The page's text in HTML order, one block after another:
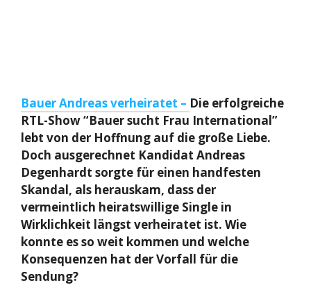
Bauer Andreas verheiratet – Die erfolgreiche
RTL-Show “Bauer sucht Frau International”
lebt von der Hoffnung auf die große Liebe.
Doch ausgerechnet Kandidat Andreas
Degenhardt sorgte für einen handfesten
Skandal, als herauskam, dass der
vermeintlich heiratswillige Single in
Wirklichkeit längst verheiratet ist. Wie
konnte es so weit kommen und welche
Konsequenzen hat der Vorfall für die
Sendung?